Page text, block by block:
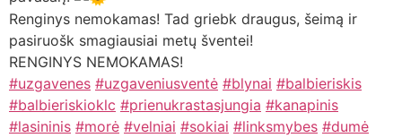
Renginys nemokamas! Tad griebk draugus, šeimą ir
pasiruošk smagiausiai metų šventei!
RENGINYS NEMOKAMAS!
#uzgavenes #uzgaveniusventė #blynai #balbieriskis
#balbieriskioklc #prienukrastasjungia #kanapinis
#lasininis #morė #velniai #sokiai #linksmybes #dumė